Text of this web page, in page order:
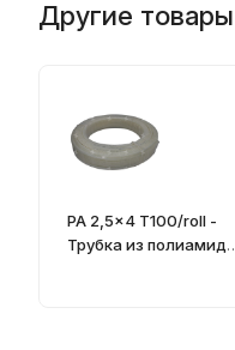
Другие
PA 2,5x4 T100/roll -
Трубка из полиамида